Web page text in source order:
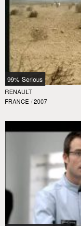
99% Serious
RENAULT
FRANCE / 2007